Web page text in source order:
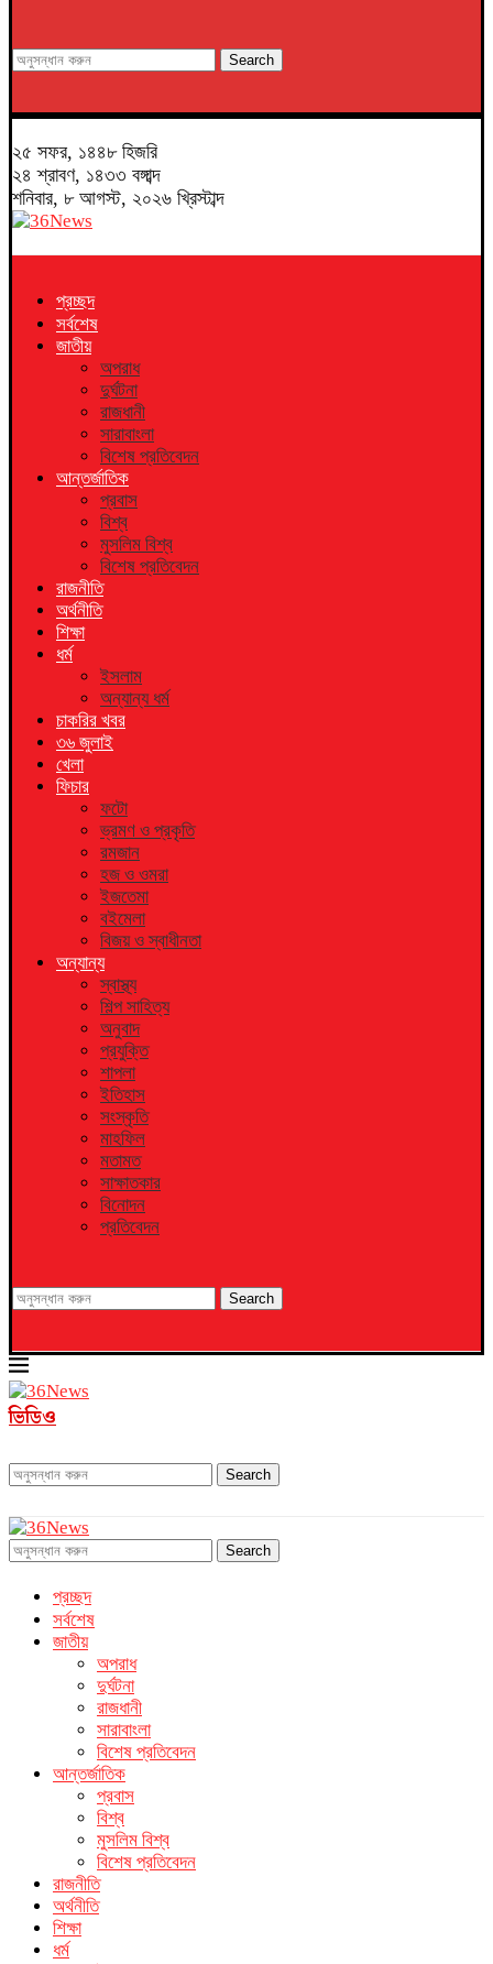
Search
২৫ সফর, ১৪৪৮ হিজরি
২৪ শ্রাবণ, ১৪৩৩ বঙ্গাব্দ
শনিবার, ৮ আগস্ট, ২০২৬ খ্রিস্টাব্দ
প্রচ্ছদ
সর্বশেষ
জাতীয়
অপরাধ
দুর্ঘটনা
রাজধানী
সারাবাংলা
বিশেষ প্রতিবেদন
আন্তর্জাতিক
প্রবাস
বিশ্ব
মুসলিম বিশ্ব
বিশেষ প্রতিবেদন
রাজনীতি
অর্থনীতি
শিক্ষা
ধর্ম
ইসলাম
অন্যান্য ধর্ম
চাকরির খবর
৩৬ জুলাই
খেলা
ফিচার
ফটো
ভ্রমণ ও প্রকৃতি
রমজান
হজ ও ওমরা
ইজতেমা
বইমেলা
বিজয় ও স্বাধীনতা
অন্যান্য
স্বাস্থ্য
শিল্প সাহিত্য
অনুবাদ
প্রযুক্তি
শাপলা
ইতিহাস
সংস্কৃতি
মাহফিল
মতামত
সাক্ষাতকার
বিনোদন
প্রতিবেদন
Search
ভিডিও
Search
Search
প্রচ্ছদ
সর্বশেষ
জাতীয়
অপরাধ
দুর্ঘটনা
রাজধানী
সারাবাংলা
বিশেষ প্রতিবেদন
আন্তর্জাতিক
প্রবাস
বিশ্ব
মুসলিম বিশ্ব
বিশেষ প্রতিবেদন
রাজনীতি
অর্থনীতি
শিক্ষা
ধর্ম